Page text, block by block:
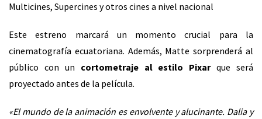
Multicines, Supercines y otros cines a nivel nacional
Este estreno marcará un momento crucial para la
cinematografía ecuatoriana. Además, Matte sorprenderá al
público con un cortometraje al estilo Pixarque será
proyectado antes de la película.
«El mundo de la animación es envolvente y alucinante. Dalia y